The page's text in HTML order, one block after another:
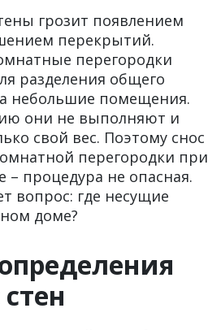
грозит появлением
перекрытий.
перегородки
разделения общего
небольшие помещения.
они не выполняют и
свой вес. Поэтому снос
перегородки при
– процедура не опасная.
вопрос: где несущие
доме?